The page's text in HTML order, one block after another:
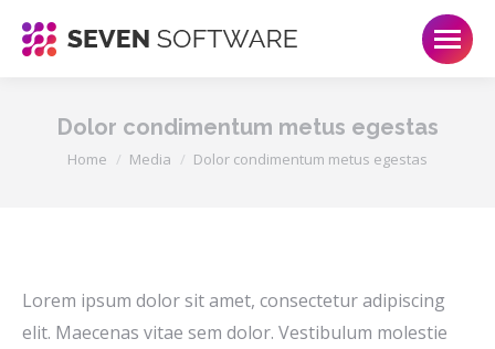
Dolor condimentum metus egestas
Je bent hier:
Home Media Dolor condimentum metus egestas
Lorem ipsum dolor sit amet, consectetur adipiscing
elit. Maecenas vitae sem dolor. Vestibulum molestie